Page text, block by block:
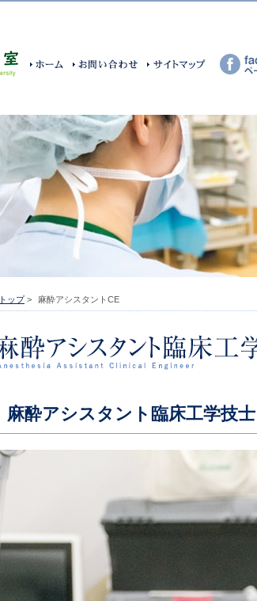
トップ> 麻酔アシスタントCE
麻酔アシスタント臨床工学技